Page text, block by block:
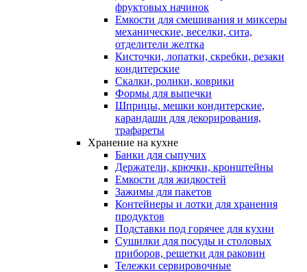
фруктовых начинок
Емкости для смешивания и миксеры
механические, веселки, сита,
отделители желтка
Кисточки, лопатки, скребки, резаки
кондитерские
Скалки, ролики, коврики
Формы для выпечки
Шприцы, мешки кондитерские,
карандаши для декорирования,
трафареты
Хранение на кухне
Банки для сыпучих
Держатели, крючки, кронштейны
Емкости для жидкостей
Зажимы для пакетов
Контейнеры и лотки для хранения
продуктов
Подставки под горячее для кухни
Сушилки для посуды и столовых
приборов, решетки для раковин
Тележки сервировочные